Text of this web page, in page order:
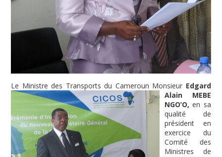
Le Ministre des Transports du Cameroun Monsieur Edgard
Alain MEBE
NGO’O,en sa
qualité de
président en
exercice du
Comité des
Ministres de